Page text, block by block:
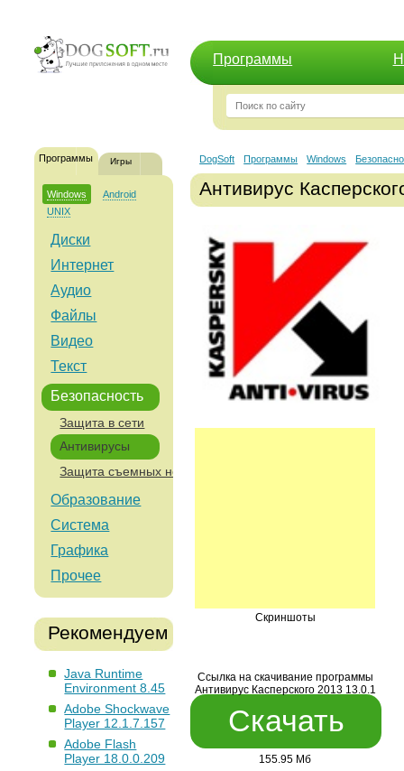
Программы
Программы Игры
Windows
Android
UNIX
Диски
Интернет
Аудио
Файлы
Видео
Текст
Безопасность
Защита в сети
Антивирусы
Защита съемных носителей
Образование
Система
Графика
Прочее
Рекомендуем
Java Runtime
Environment 8.45
Adobe Shockwave
Player 12.1.7.157
Adobe Flash
Player 18.0.0.209
DogSoft Программы Windows
Антивирус
Скриншоты
Ссылка на скачивание программы
Антивирус Касперского 2013 13.0.1
Скачать
155.95 Мб